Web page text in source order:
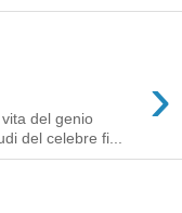
›
del genio
del celebre fi...